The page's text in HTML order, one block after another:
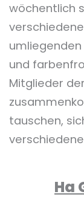
wöchentlich
umliegenden
und
Mitglieder
tauschen,
Ha